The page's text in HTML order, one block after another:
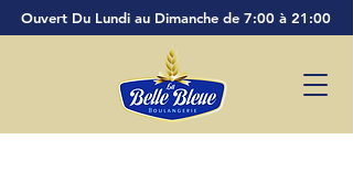
Ouvert Du Lundi au Dimanche de 7:00 à 21:00